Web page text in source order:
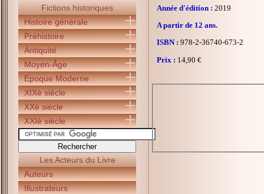
Fictions historiques
Histoire générale
Préhistoire
Antiquité
Moyen-Âge
Epoque Moderne
XIXè siècle
XXè siècle
XXIè siècle
Les Acteurs du Livre
Auteurs
Illustrateurs
Année d'édition : 2019
A partir de 12 ans.
ISBN : 978-2-36740-673-2
Prix : 14,90 €